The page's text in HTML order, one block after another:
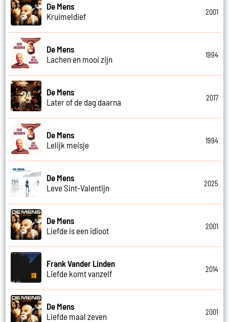
De Mens
Kruimeldief
2001
De Mens
Lachen en mooi zijn
1994
De Mens
Later of de dag daarna
2017
De Mens
Lelijk meisje
1994
De Mens
Leve Sint-Valentijn
2025
De Mens
Liefde is een idioot
2001
Frank Vander Linden
Liefde komt vanzelf
2014
De Mens
Liefde maal zeven
2001